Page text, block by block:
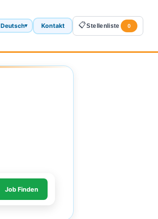
Deutsch▾ Kontakt 📋Stellenliste 0